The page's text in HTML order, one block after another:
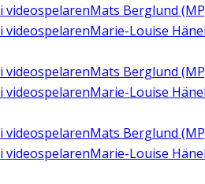
i videospelarenMats Berglund
i videospelarenMarie-Louise
i videospelarenMats Berglund
i videospelarenMarie-Louise
i videospelarenMats Berglund
i videospelarenMarie-Louise